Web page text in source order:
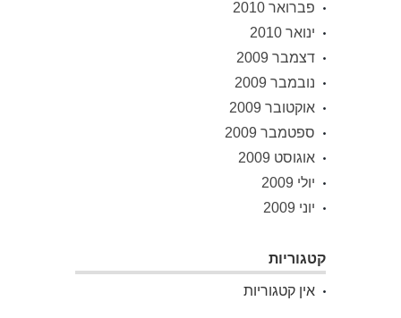
פברואר 2010
ינואר 2010
דצמבר 2009
נובמבר 2009
אוקטובר 2009
ספטמבר 2009
אוגוסט 2009
יולי 2009
יוני 2009
קטגוריות
אין קטגוריות